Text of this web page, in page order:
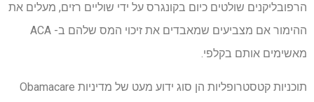
הרפובליקנים שולטים כיום בקונגרס על ידי שוליים רזים, מעלים את
ההימור אם מצביעים שמאבדים את זיכוי המס שלהם ב- ACA
מאשימים אותם בקלפי.
תוכניות קטסטרופליות הן סוג ידוע מעט של מדיניות Obamacare